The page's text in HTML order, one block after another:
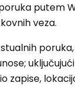
putem
veza.
zapise,